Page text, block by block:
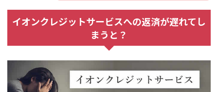
イオンクレジットサービスへの返済が遅れてし
まうと？